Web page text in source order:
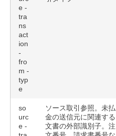
e -
tra
ns
act
ion
-
fro
m -
typ
e
so
urc
e -
ソース取引参照。未払
金の送信元に関連する
文書の外部識別子。注